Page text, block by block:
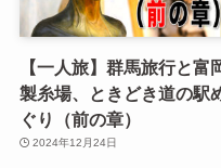
【一人旅】群馬旅行と富
製糸場、ときどき道の駅
ぐり（前の章）
2024年12月24日